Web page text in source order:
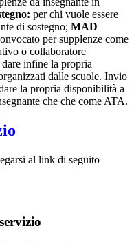
per chi vuole essere
di sostegno; MAD
per supplenze come
o collaboratore
dare infine la propria
dalle scuole. Invio
la propria disponibilità a
che che come ATA.
al link di seguito